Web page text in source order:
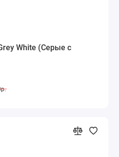
White (Серые с